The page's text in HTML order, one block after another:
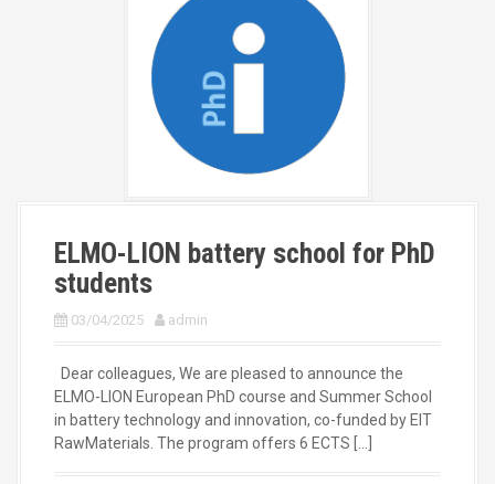
ELMO-LION battery school for PhD
students
03/04/2025 admin
Dear colleagues, We are pleased to announce the
ELMO-LION European PhD course and Summer School
in battery technology and innovation, co-funded by EIT
RawMaterials. The program offers 6 ECTS […]